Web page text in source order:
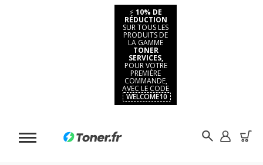
⚡ 10% DE
RÉDUCTION
SUR TOUS LES
PRODUITS DE
LA GAMME
TONER
SERVICES,
POUR VOTRE
PREMIÈRE
COMMANDE,
AVEC LE CODE
WELCOME10